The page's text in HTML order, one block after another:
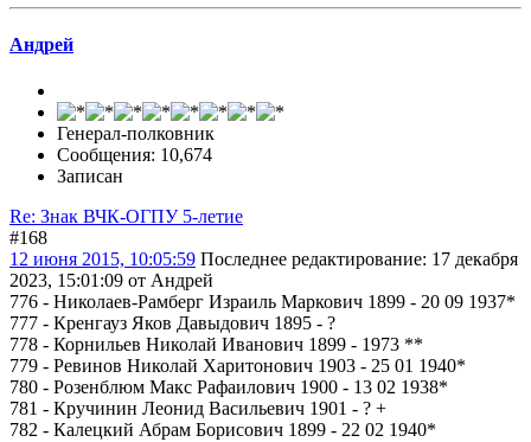
Андрей
Генерал-полковник
Сообщения: 10,674
Записан
Re: Знак ВЧК-ОГПУ 5-летие
#168
12 июня 2015, 10:05:59 Последнее редактирование: 17 декабря
2023, 15:01:09 от Андрей
776 - Николаев-Рамберг Израиль Маркович 1899 - 20 09 1937*
777 - Кренгауз Яков Давыдович 1895 - ?
778 - Корнильев Николай Иванович 1899 - 1973 **
779 - Ревинов Николай Харитонович 1903 - 25 01 1940*
780 - Розенблюм Макс Рафаилович 1900 - 13 02 1938*
781 - Кручинин Леонид Васильевич 1901 - ? +
782 - Калецкий Абрам Борисович 1899 - 22 02 1940*